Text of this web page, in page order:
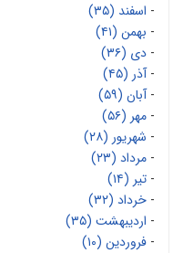
اسفند (۳۵)
بهمن (۴۱)
دی (۳۶)
آذر (۴۵)
آبان (۵۹)
مهر (۵۶)
شهریور (۲۸)
مرداد (۲۳)
تیر (۱۴)
خرداد (۳۲)
اردیبهشت (۳۵)
فروردین (۱۰)